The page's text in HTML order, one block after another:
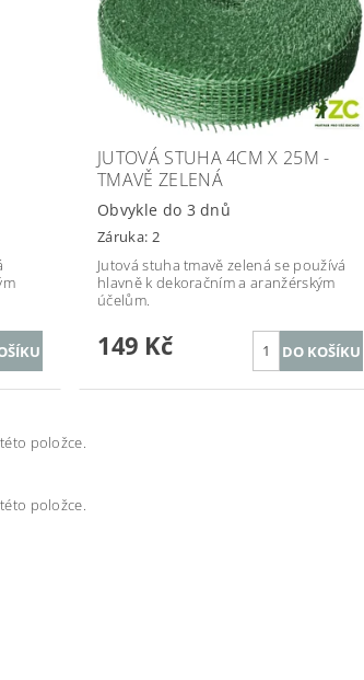
JUTOVÁ STUHA 4CM X 25M -
TMAVĚ ZELENÁ
Obvykle do 3 dnů
Záruka: 2
Jutová stuha tmavě zelená se používá
hlavně k dekoračním a aranžérským
účelům.
149 Kč
položce.
položce.